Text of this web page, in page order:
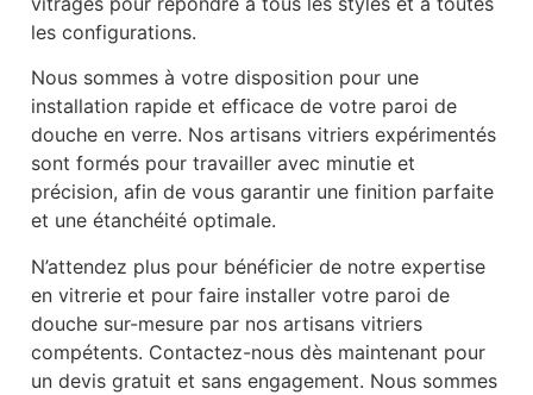
les configurations.
Nous sommes à votre disposition pour une
installation rapide et efficace de votre paroi de
douche en verre. Nos artisans vitriers expérimentés
sont formés pour travailler avec minutie et
précision, afin de vous garantir une finition parfaite
et une étanchéité optimale.
N’attendez plus pour bénéficier de notre expertise
en vitrerie et pour faire installer votre paroi de
douche sur-mesure par nos artisans vitriers
compétents. Contactez-nous dès maintenant pour
un devis gratuit et sans engagement. Nous sommes